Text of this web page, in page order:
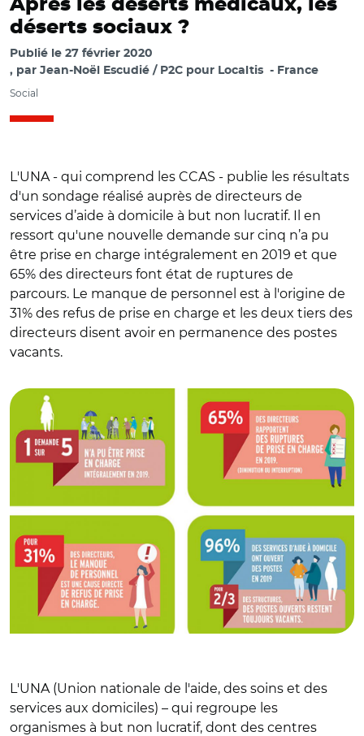
Après les déserts médicaux, les
déserts sociaux ?
Publié le 27 février 2020
par Jean-Noël Escudié / P2C pour Localtis France
Social
L'UNA - qui comprend les CCAS - publie les résultats
d'un sondage réalisé auprès de directeurs de
services d’aide à domicile à but non lucratif. Il en
ressort qu'une nouvelle demande sur cinq n’a pu
être prise en charge intégralement en 2019 et que
65% des directeurs font état de ruptures de
parcours. Le manque de personnel est à l'origine de
31% des refus de prise en charge et les deux tiers des
directeurs disent avoir en permanence des postes
vacants.
L'UNA (Union nationale de l'aide, des soins et des
services aux domiciles) – qui regroupe les
organismes à but non lucratif, dont des centres